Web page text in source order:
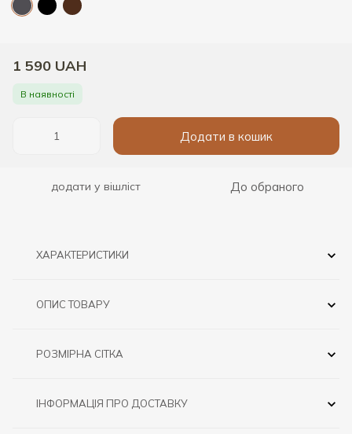
В наявності
1 590 UAH
Додати в кошик
додати у вішліст До обраного
ХАРАКТЕРИСТИКИ
ОПИС ТОВАРУ
РОЗМІРНА СІТКА
ІНФОРМАЦІЯ ПРО ДОСТАВКУ